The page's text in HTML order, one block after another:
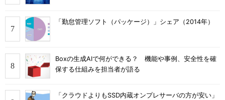
「勤怠管理ソフト（パッケージ）」シェア（2014年）
Boxの生成AIで何ができる？ 機能や事例、安全性を確
保する仕組みを担当者が語る
「クラウドよりもSSD内蔵オンプレサーバの方が安い」